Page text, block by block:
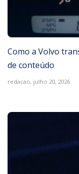
Como a Volvo
de conteúdo
redacao, julho 20, 2026